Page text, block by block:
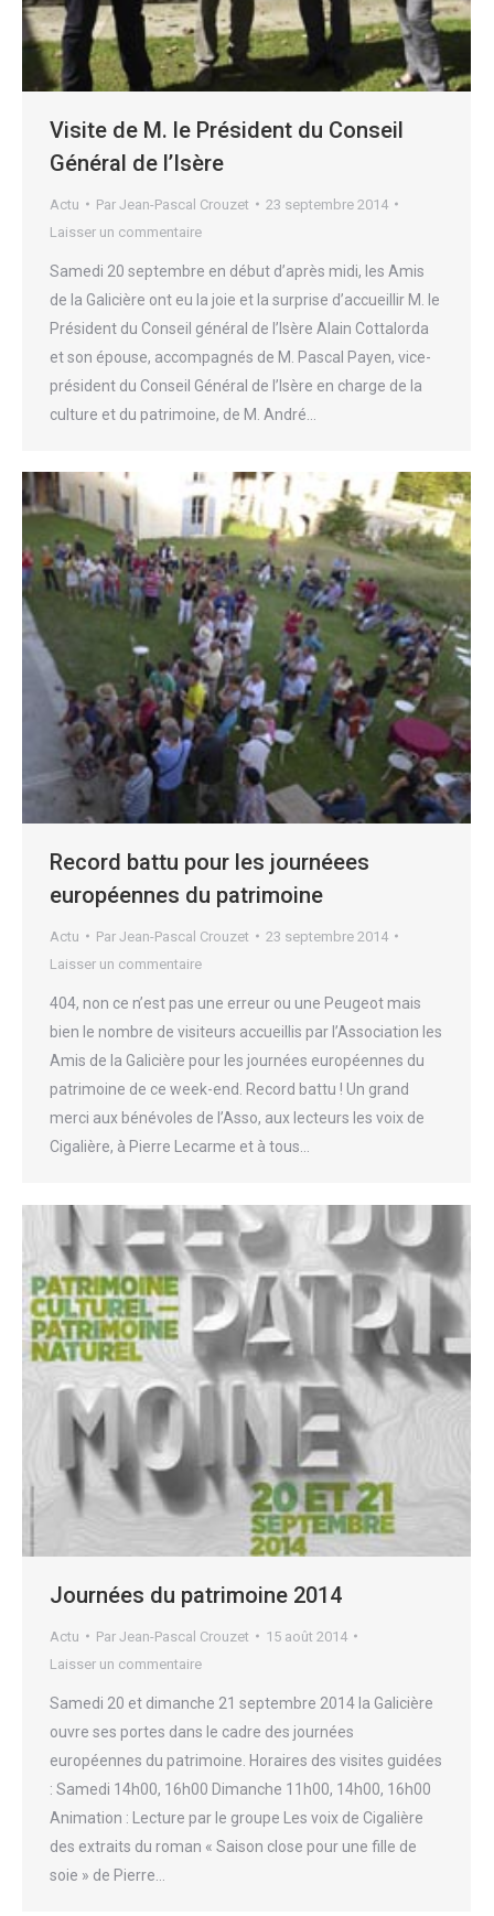
Visite de M. le Président du Conseil
Général de l’Isère
Actu Par Jean-Pascal Crouzet
23 septembre 2014
Laisser un commentaire
Samedi 20 septembre en début d’après midi, les Amis
de la Galicière ont eu la joie et la surprise d’accueillir M. le
Président du Conseil général de l’Isère Alain Cottalorda
et son épouse, accompagnés de M. Pascal Payen, vice-
président du Conseil Général de l’Isère en charge de la
culture et du patrimoine, de M. André…
Record battu pour les journéees
européennes du patrimoine
Actu Par Jean-Pascal Crouzet
23 septembre 2014
Laisser un commentaire
404, non ce n’est pas une erreur ou une Peugeot mais
bien le nombre de visiteurs accueillis par l’Association les
Amis de la Galicière pour les journées européennes du
patrimoine de ce week-end. Record battu ! Un grand
merci aux bénévoles de l’Asso, aux lecteurs les voix de
Cigalière, à Pierre Lecarme et à tous…
Journées du patrimoine 2014
Actu Par Jean-Pascal Crouzet
15 août 2014
Laisser un commentaire
Samedi 20 et dimanche 21 septembre 2014 la Galicière
ouvre ses portes dans le cadre des journées
européennes du patrimoine. Horaires des visites guidées
: Samedi 14h00, 16h00 Dimanche 11h00, 14h00, 16h00
Animation : Lecture par le groupe Les voix de Cigalière
des extraits du roman « Saison close pour une fille de
soie » de Pierre…